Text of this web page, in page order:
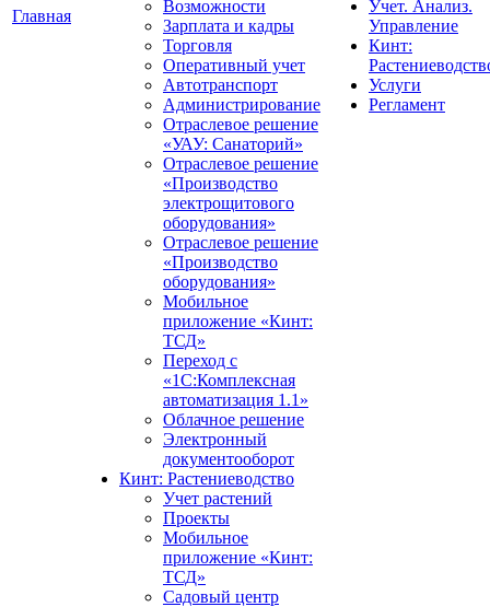
Главная
Возможности
Зарплата и кадры
Торговля
Оперативный учет
Автотранспорт
Администрирование
Отраслевое решение
«УАУ: Санаторий»
Отраслевое решение
«Производство
электрощитового
оборудования»
Отраслевое решение
«Производство
оборудования»
Мобильное
приложение «Кинт:
ТСД»
Переход с
«1С:Комплексная
автоматизация 1.1»
Облачное решение
Электронный
документооборот
Кинт: Растениеводство
Учет растений
Проекты
Мобильное
приложение «Кинт:
ТСД»
Садовый центр
Учет. Анализ.
Управление
Кинт:
Услуги
Регламент